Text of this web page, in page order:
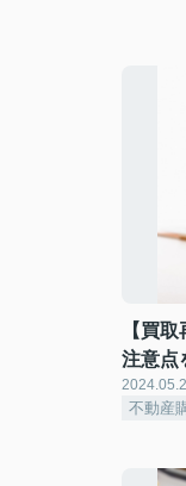
【買
注意点
不動産